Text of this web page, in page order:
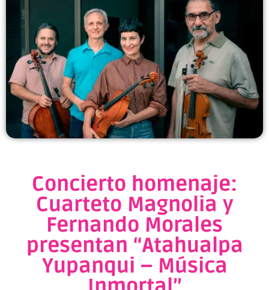
Concierto homenaje:
Cuarteto Magnolia y
Fernando Morales
presentan “Atahualpa
Yupanqui – Música